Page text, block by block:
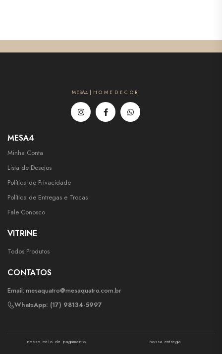
MESA4 | H O M E D E C O R
MESA4
Minha Conta
Lista de Desejos
Política de Privacidade
Política de Entregas e Trocas
Fale Conosco
VITRINE
Todos Produtos
CONTATOS
Email: mesaquatro@mesaquatro.com.br
WhatsApp: (17) 98134-5997
nosso meio de pagamento nossa entrega